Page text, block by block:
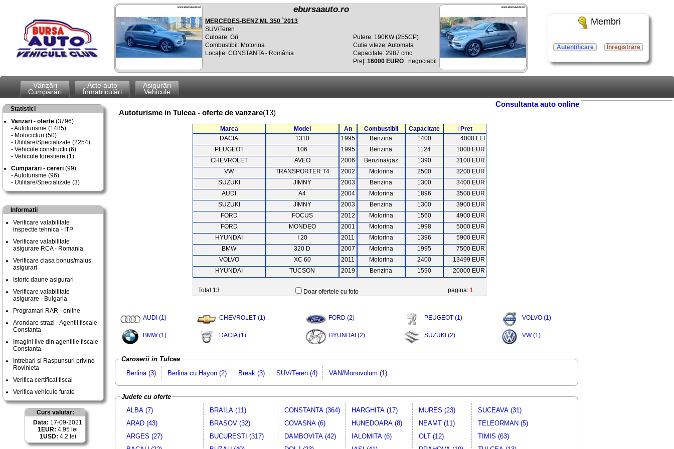
ebursaauto.ro
MERCEDES-BENZ ML 350 `2013
SUV/Teren
Culoare: Gri
Combustibil: Motorina
Locaţie: CONSTANTA - România
Putere: 190KW (255CP)
Cutie viteze: Automata
Capacitate: 2987 cmc
Preţ: 16000 EURO negociabil
Membri
Autentificare Înregistrare
Vânzări
Cumpărări
Acte auto
Înmatriculări
Asigurări
Vehicule
Statistici
Vanzari - oferte (3796)
Autoturisme (1485)
Motocicluri (50)
Utilitare/Specializate (2254)
Vehicule constructii (6)
Vehicule forestiere (1)
Cumparari - cereri (99)
Autoturisme (96)
Utilitare/Specializate (3)
Informatii
Verificare valabilitate
inspectie tehnica - ITP
Verificare valabilitate
asigurare RCA - Romania
Verificare clasa bonus/malus
asigurari
Istoric daune asigurari
Verificare valabilitate
asigurare - Bulgaria
Programari RAR - online
Arondare strazi - Agentii fiscale -
Constanta
Imagini live din agentiile fiscale -
Constanta
Intrebari si Raspunsuri privind
Rovinieta
Verifica certificat fiscal
Verifica vehicule furate
Curs valutar:
Data: 17-09-2021
1EUR: 4.95 lei
1USD: 4.2 lei
Consultanta auto online
Autoturisme in Tulcea - oferte de vanzare(13)
Marca Model An Combustibil Capacitate
↑Pret
DACIA
1310 1995 Benzina 1400
4000 LEI
PEUGEOT
106 1995 Benzina 1124
1000 EUR
CHEVROLET
AVEO 2006 Benzina/gaz 1390
3100 EUR
VW
TRANSPORTER T4 2002 Motorina 2500
3200 EUR
SUZUKI
JIMNY 2003 Benzina 1300
3400 EUR
AUDI
A4 2004 Motorina 1896
3500 EUR
SUZUKI
JIMNY 2003 Benzina 1300
3900 EUR
FORD
FOCUS 2012 Motorina 1560
4900 EUR
FORD
MONDEO 2001 Motorina 1998
5000 EUR
HYUNDAI
I 20 2011 Motorina 1396
5900 EUR
BMW
320 D 2007 Motorina 1995
7500 EUR
VOLVO
XC 60 2011 Motorina 2400
13499 EUR
HYUNDAI
TUCSON 2019 Benzina 1590 20000 EUR
Total:13 Doar ofertele cu foto pagina: 1
AUDI (1)
BMW (1)
CHEVROLET (1)
DACIA (1)
FORD (2)
HYUNDAI (2)
PEUGEOT (1)
SUZUKI (2)
VOLVO (1)
VW (1)
Caroserii in Tulcea
Berlina (3)
Berlina cu Hayon (2) Break (3) SUV/Teren (4) VAN/Monovolum (1)
Judete cu oferte
ALBA (7)
ARAD (43)
ARGES (27)
BRAILA (11)
BRASOV (32)
BUCURESTI (317)
CONSTANTA (364)
COVASNA (6)
DAMBOVITA (42)
HARGHITA (17)
HUNEDOARA (8)
IALOMITA (6)
MURES (23)
NEAMT (11)
OLT (12)
SUCEAVA (31)
TELEORMAN (5)
TIMIS (63)